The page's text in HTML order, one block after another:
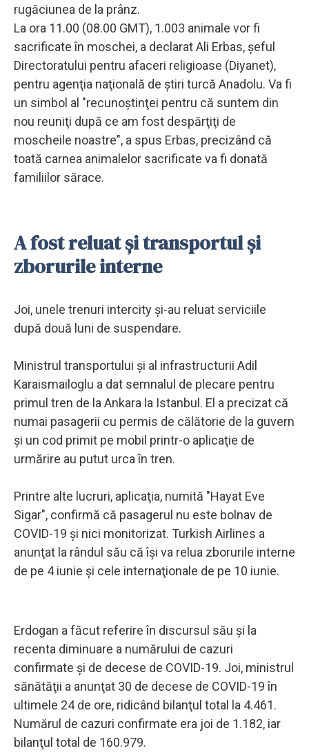
rugăciunea de la prânz.
La ora 11.00 (08.00 GMT), 1.003 animale vor fi
sacrificate în moschei, a declarat Ali Erbas, şeful
Directoratului pentru afaceri religioase (Diyanet),
pentru agenţia naţională de ştiri turcă Anadolu. Va fi
un simbol al "recunoştinţei pentru că suntem din
nou reuniţi după ce am fost despărţiţi de
moscheile noastre", a spus Erbas, precizând că
toată carnea animalelor sacrificate va fi donată
familiilor sărace.
A fost reluat şi transportul şi
zborurile interne
Joi, unele trenuri intercity şi-au reluat serviciile
după două luni de suspendare.
Ministrul transportului şi al infrastructurii Adil
Karaismailoglu a dat semnalul de plecare pentru
primul tren de la Ankara la Istanbul. El a precizat că
numai pasagerii cu permis de călătorie de la guvern
şi un cod primit pe mobil printr-o aplicaţie de
urmărire au putut urca în tren.
Printre alte lucruri, aplicaţia, numită "Hayat Eve
Sigar", confirmă că pasagerul nu este bolnav de
COVID-19 şi nici monitorizat. Turkish Airlines a
anunţat la rândul său că îşi va relua zborurile interne
de pe 4 iunie şi cele internaţionale de pe 10 iunie.
Erdogan a făcut referire în discursul său şi la
recenta diminuare a numărului de cazuri
confirmate şi de decese de COVID-19. Joi, ministrul
sănătăţii a anunţat 30 de decese de COVID-19 în
ultimele 24 de ore, ridicând bilanţul total la 4.461.
Numărul de cazuri confirmate era joi de 1.182, iar
bilanţul total de 160.979.